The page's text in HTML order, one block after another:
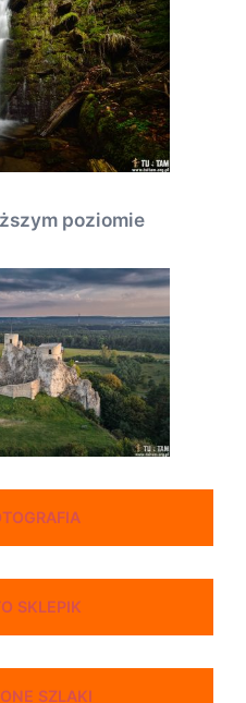
poziomie
SKLEPIK
SZLAKI